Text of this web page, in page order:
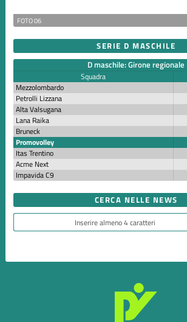
FOTO 06
SERIE D MASCHILE
D maschile: Girone regionale
Squadra
Mezzolombardo
Petrolli Lizzana
Alta Valsugana
Lana Raika
Bruneck
Promovolley
Itas Trentino
Acme Next
Impavida C9
CERCA NELLE NEWS